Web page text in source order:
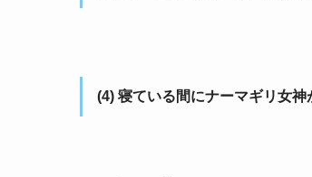
(4) 寝ている間にナーマギリ女神